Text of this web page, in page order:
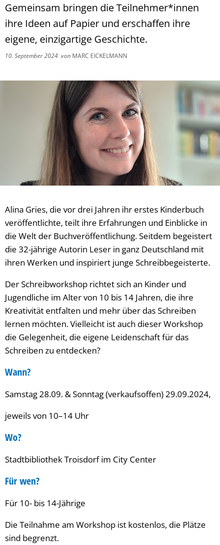
Gemeinsam bringen die Teilnehmer*innen
ihre Ideen auf Papier und erschaffen ihre
eigene, einzigartige Geschichte.
10. September 2024 von MARC EICKELMANN
Alina Gries, die vor drei Jahren ihr erstes Kinderbuch
veröffentlichte, teilt ihre Erfahrungen und Einblicke in
die Welt der Buchveröffentlichung. Seitdem begeistert
die 32-jährige Autorin Leser in ganz Deutschland mit
ihren Werken und inspiriert junge Schreibbegeisterte.
Der Schreibworkshop richtet sich an Kinder und
Jugendliche im Alter von 10 bis 14 Jahren, die ihre
Kreativität entfalten und mehr über das Schreiben
lernen möchten. Vielleicht ist auch dieser Workshop
die Gelegenheit, die eigene Leidenschaft für das
Schreiben zu entdecken?
Wann?
Samstag 28.09. & Sonntag (verkaufsoffen) 29.09.2024,
jeweils von 10–14 Uhr
Wo?
Stadtbibliothek Troisdorf im City Center
Für wen?
Für 10- bis 14-Jährige
Die Teilnahme am Workshop ist kostenlos, die Plätze
sind begrenzt.